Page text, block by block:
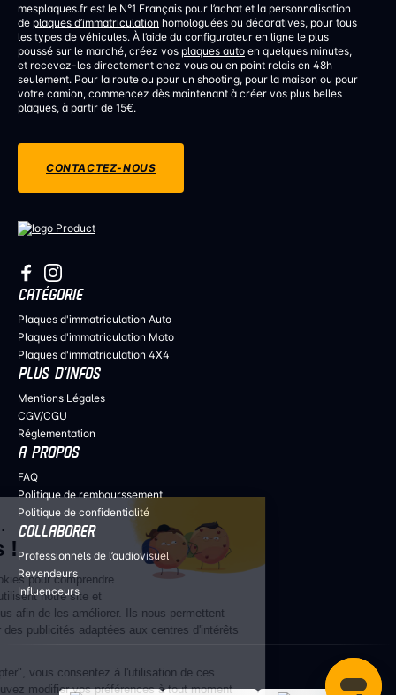
Continuer sans accepter
Salut c'est nous...
les Cookies !
Nous utilisons des cookies pour comprendre
comment nos clients utilisent notre site et
consultent nos contenus afin de les améliorer. Ils nous permettent
également de partager des publicités adaptées aux centres d'intérêts
En cliquant sur "Accepter", vous consentez à l'utilisation de ces
technologies. Vous pouvez modifier vos préférences à tout moment
mesplaques.fr est le N°1 Français pour l’achat et la personnalisation
de plaques d’immatriculation homologuées ou décoratives, pour tous
les types de véhicules. À l’aide du configurateur en ligne le plus
poussé sur le marché, créez vos plaques auto en quelques minutes,
et recevez-les directement chez vous ou en point relais en 48h
seulement. Pour la route ou pour un shooting, pour la maison ou pour
votre camion, commencez dès maintenant à créer vos plus belles
plaques, à partir de 15€.
CONTACTEZ-NOUS
CATÉGORIE
Plaques d'immatriculation Auto
Plaques d'immatriculation Moto
Plaques d'immatriculation 4X4
PLUS D’INFOS
Mentions Légales
CGV/CGU
Réglementation
A PROPOS
FAQ
Politique de rembourssement
Politique de confidentialité
COLLABORER
Professionnels de l’audiovisuel
Revendeurs
Influenceurs